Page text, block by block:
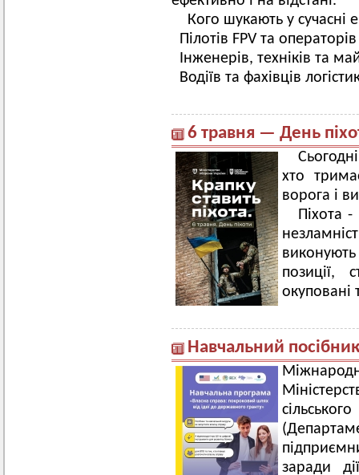
Кого шукають у сучасні
Пілотів FPV та
Інженерів, техніків та
Водіїв та фахівців
6 травня — День
хто
ворога і
Піхота -
позиції,
окуповані
Навчальний
заради